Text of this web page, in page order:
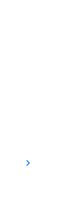
navigate_next